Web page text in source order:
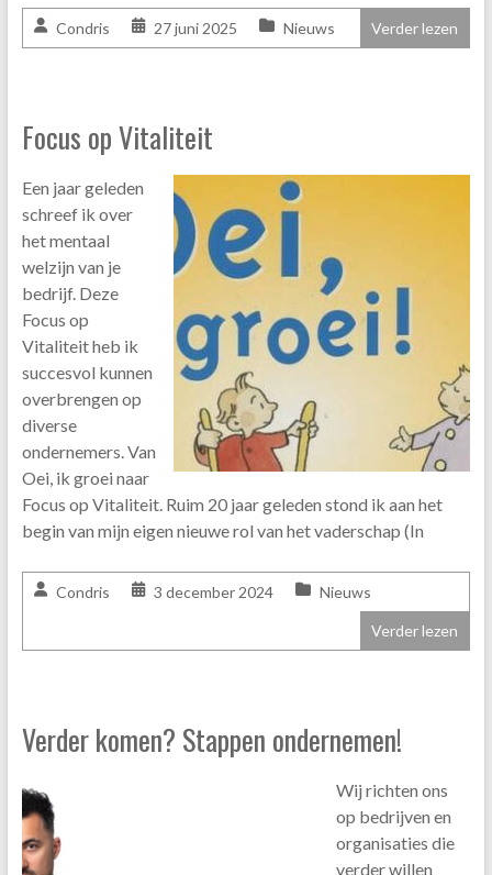
Condris 27 juni 2025 Nieuws Verder lezen
Focus op Vitaliteit
Een jaar geleden
schreef ik over
het mentaal
welzijn van je
bedrijf. Deze
Focus op
Vitaliteit heb ik
succesvol kunnen
overbrengen op
diverse
ondernemers. Van
Oei, ik groei naar
Focus op Vitaliteit. Ruim 20 jaar geleden stond ik aan het
begin van mijn eigen nieuwe rol van het vaderschap (In
Condris 3 december 2024 Nieuws
Verder lezen
Verder komen? Stappen ondernemen!
Wij richten ons
op bedrijven en
organisaties die
verder willen